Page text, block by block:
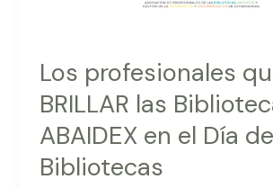
Los profesionales
BRILLAR las
ABAIDEX en el Día
Bibliotecas
las
Bibliotecas